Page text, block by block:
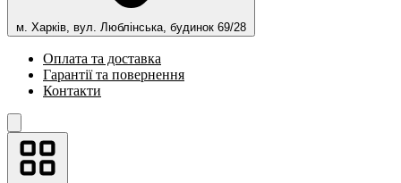
м. Харків, вул. Люблінська, будинок 69/28
Оплата та доставка
Гарантії та повернення
Контакти